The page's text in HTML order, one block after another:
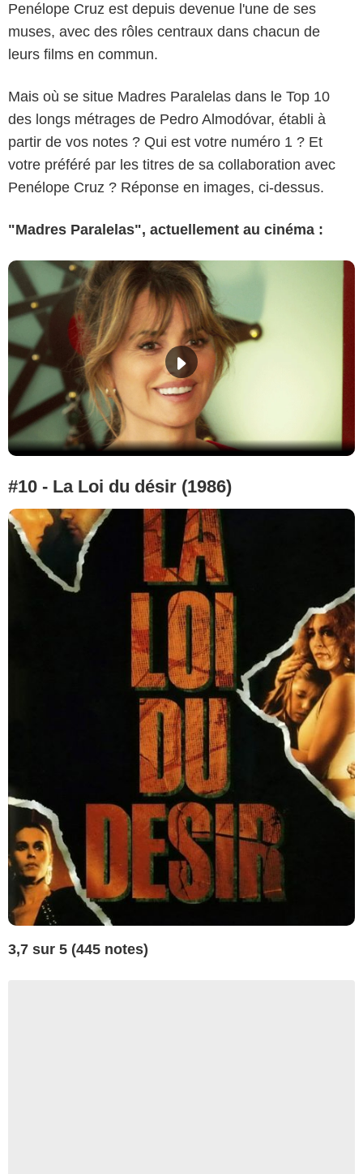
Penélope Cruz est depuis devenue l'une de ses
muses, avec des rôles centraux dans chacun de
leurs films en commun.
Mais où se situe Madres Paralelas dans le Top 10
des longs métrages de Pedro Almodóvar, établi à
partir de vos notes ? Qui est votre numéro 1 ? Et
votre préféré par les titres de sa collaboration avec
Penélope Cruz ? Réponse en images, ci-dessus.
"Madres Paralelas", actuellement au cinéma :
#10 - La Loi du désir (1986)
3,7 sur 5 (445 notes)